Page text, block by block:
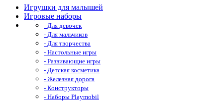
Игрушки для малышей
Игровые наборы
- Для девочек
- Для мальчиков
- Для творчества
- Настольные игры
- Развивающие игры
- Детская косметика
- Железная дорога
- Конструкторы
- Наборы Playmobil